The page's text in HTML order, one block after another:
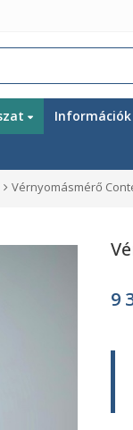
Információk
Vérnyomásmérő
9